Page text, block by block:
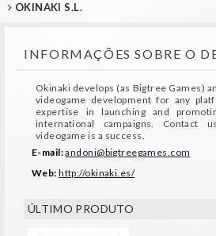
OKINAKI S.L.
INFORMAÇÕES SOBRE O
Okinaki develops (as Bigtree Games)
videogame development for any
expertise in launching and
international campaigns.
videogame is a success.
E-mail:andoni@bigtreegames.com
Web:http://okinaki.es/
ÚLTIMO PRODUTO